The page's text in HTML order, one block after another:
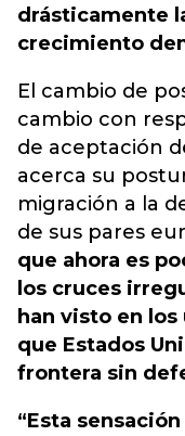
drásticamente
crecimiento
El cambio de
cambio con
de aceptación
acerca su
migración a la
de sus pares
que ahora es
los cruces
han visto en
que Estados
frontera sin
“Esta